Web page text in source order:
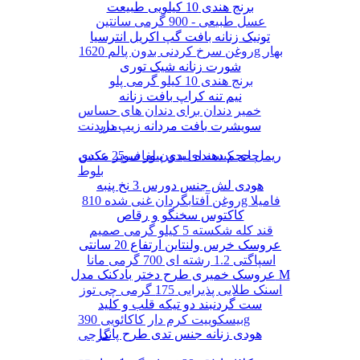
عسل طبیعی - 900 گرمی سانتین
روغن سرخ کردنی بدون پالم 1620g بهار
برنج هندی 10 کیلو گرمی پلو
خمیر دندان برای دندان های حساس
مریدنت
چای کیسه ای بدون لفاف 25 عددی
بلوط
روغن آفتابگردان غنی شده 810g فامیلا
قند کله شکسته 5 کیلو گرمی صمیم
اسپاگتی 1.2 رشته ای 700 گرمی مانا
اسنک طلایی پذیرایی 175 گرمی چی توز
بیسکوییت کرم دار کاکائویی 390g
گرجی
برنج هندی 10 کیلویی طبیعت
تونیک زنانه بافت گپ اکریل انترسیا
شورت زنانه شیک توری
نیم تنه کراپ بافت زنانه
سویشرت بافت مردانه زیپ دار
ریمل حجم دهنده لیدی پیور سوپر مکس
هودی لش جنس دورس 3 نخ پنبه
کاکتوس سخنگو و رقاص
عروسک خرس ولنتاین ارتفاع 20 سانتی
عروسک خمیری طرح دختر بادکنک مدل M
ست گردنبند دو تیکه قلب و کلید
هودی زنانه جنس تدی طرح پاندا